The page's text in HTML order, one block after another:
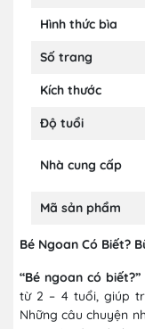
Hình thức bìa
Số trang
Kích thước
Độ tuổi
Nhà cung cấp
Mã sản phẩm
Bé Ngoan Có Biết?
“Bé ngoan có biết?”
từ 2 – 4 tuổi, giúp
Những câu chuyện